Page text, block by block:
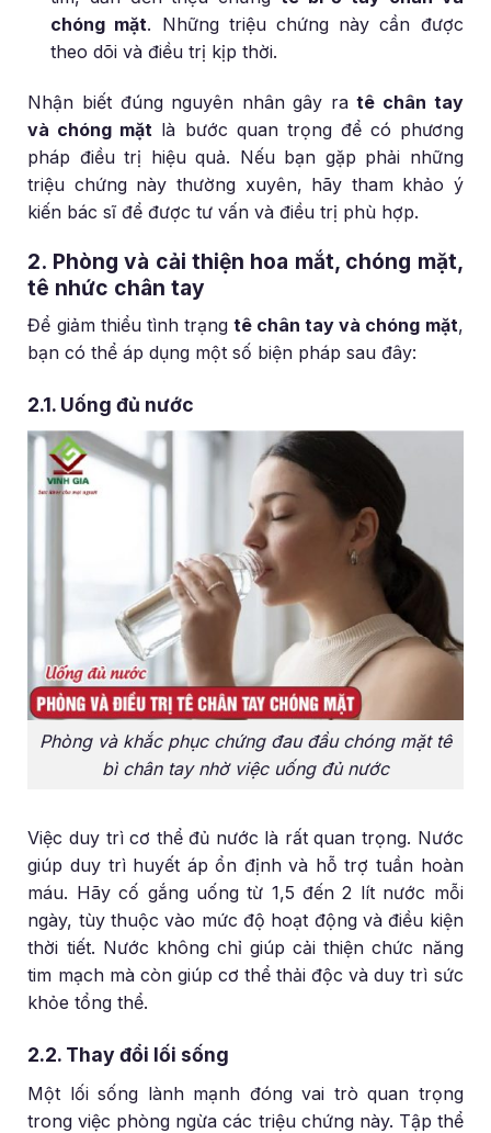
chóng mặt. Những triệu chứng này cần được
theo dõi và điều trị kịp thời.
Nhận biết đúng nguyên nhân gây ratê chân tay
và chóng mặt là bước quan trọng để có phương
pháp điều trị hiệu quả. Nếu bạn gặp phải những
triệu chứng này thường xuyên, hãy tham khảo ý
kiến bác sĩ để được tư vấn và điều trị phù hợp.
2. Phòng và cải thiện hoa mắt, chóng mặt,
tê nhức chân tay
Để giảm thiểu tình trạng tê chân tay và chóng mặt,
bạn có thể áp dụng một số biện pháp sau đây:
2.1. Uống đủ nước
Phòng và khắc phục chứng đau đầu chóng mặt tê
bì chân tay nhờ việc uống đủ nước
Việc duy trì cơ thể đủ nước là rất quan trọng. Nước
giúp duy trì huyết áp ổn định và hỗ trợ tuần hoàn
máu. Hãy cố gắng uống từ 1,5 đến 2 lít nước mỗi
ngày, tùy thuộc vào mức độ hoạt động và điều kiện
thời tiết. Nước không chỉ giúp cải thiện chức năng
tim mạch mà còn giúp cơ thể thải độc và duy trì sức
khỏe tổng thể.
2.2. Thay đổi lối sống
Một lối sống lành mạnh đóng vai trò quan trọng
trong việc phòng ngừa các triệu chứng này. Tập thể